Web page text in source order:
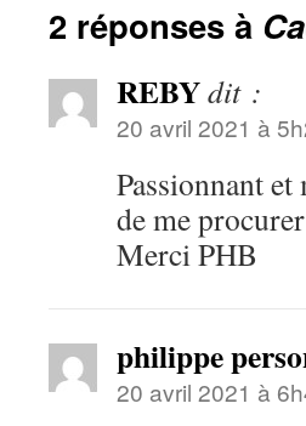
2 réponses à
REBYdit :
20 avril 2021 à
Passionnant
de me
Merci PHB
philippe
20 avril 2021 à